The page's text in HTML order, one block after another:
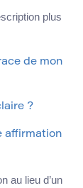
plus
de mon
?
affirmation
au lieu d’un